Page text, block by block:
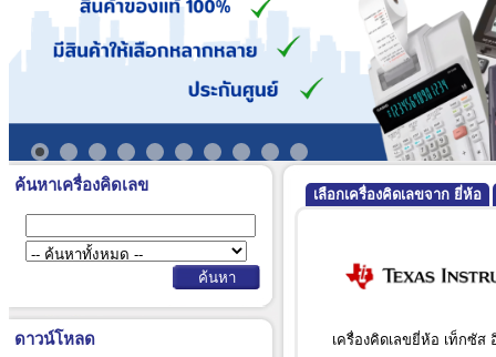
ค้นหาเครื่องคิดเลข
ดาวน์โหลด
เลือกเครื่องคิดเลขจาก ยี่ห้อ
เครื่องคิดเลขยี่ห้อ เท็กซัส